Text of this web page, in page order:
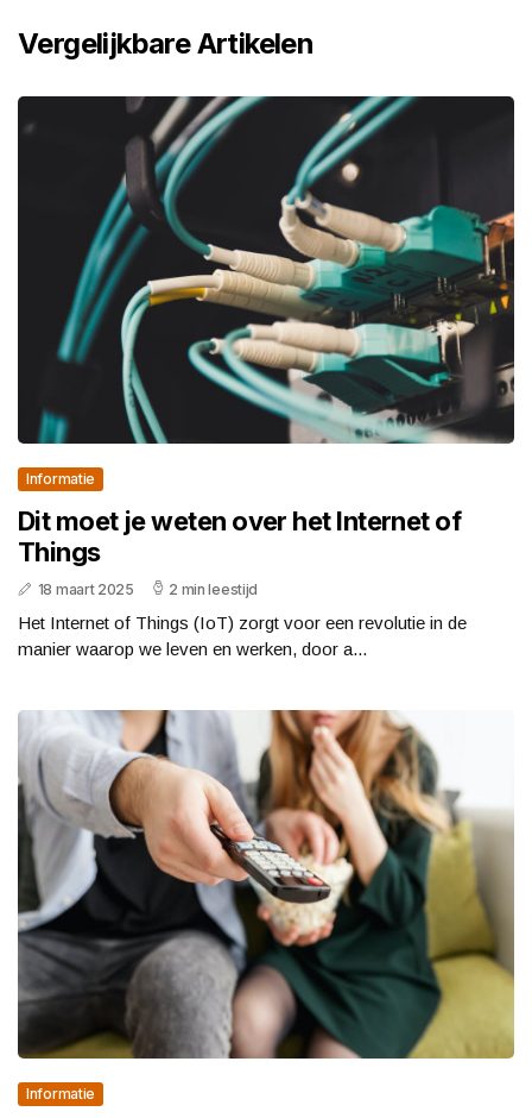
Vergelijkbare Artikelen
Informatie
Dit moet je weten over het Internet of
Things
18 maart 2025 2 min leestijd
Het Internet of Things (IoT) zorgt voor een revolutie in de
manier waarop we leven en werken, door a...
Informatie